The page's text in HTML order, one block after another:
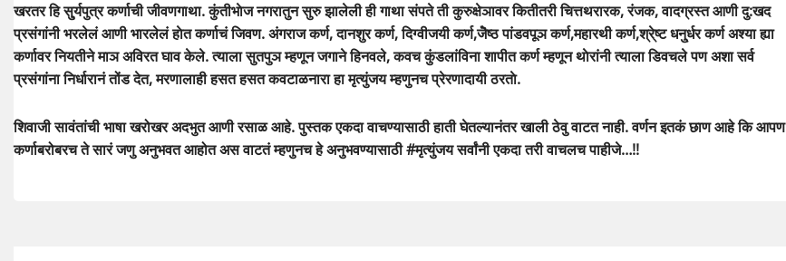
खरतर हि सु्र्यपुत्र कर्णाची जीवणगाथा. कुंतीभाेज नगरातुन सुरु झालेली ही गाथा संपते ती कुरुक्षेञावर कितीतरी चित्तथरारक, रंजक, वादग्रस्त आणी दु:खद
प्रसंगांनी भरलेलं आणी भारलेलं हाेत कर्णाचं जिवण. अंगराज कर्ण, दानशुर कर्ण, दिग्वीजयी कर्ण,जेॆष्ठ पांडवपूञ कर्ण,महारथी कर्ण,श्रे्ष्ट धनु्र्धर कर्ण अश्या ह्या
कर्णावर नियतीने माञ अविरत घाव केले. त्याला सुतपुञ म्हणून जगाने हिनवले, कवच कुंडलांविना शापीत कर्ण म्हणून थाेरांनी त्याला डिवचले पण अशा सर्व
प्रसंगांना निर्धारानं तोंड देत, मरणालाही हसत हसत कवटाळनारा हा मृत्युंजय म्हणुनच प्रेरणादायी ठरताे.
शिवाजी सावंतांची भाषा खरोखर अदभुत आणी रसाळ आहे. पुस्तक एकदा वाचण्यासाठी हाती घेतल्यानंतर खाली ठेवु वाटत नाही. वर्णन इतकं छाण आहे कि आपण
कर्णाबरोबरच ते सारं जणु अनुभवत आहोत अस वाटतं म्हणुनच हे अनुभवण्यासाठी #मृत्युंजय सर्वांनी एकदा तरी वाचलच पाहीजे…!!